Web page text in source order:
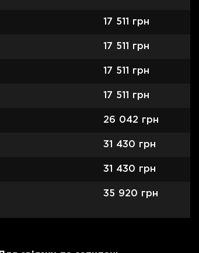
17 511 грн
17 511 грн
17 511 грн
17 511 грн
26 042 грн
31 430 грн
31 430 грн
35 920 грн